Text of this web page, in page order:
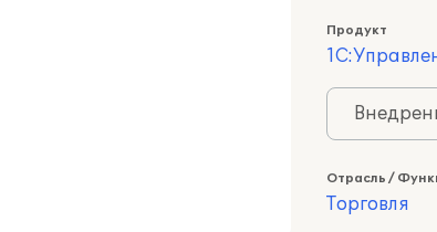
Продукт
Отрасль /
Торговля